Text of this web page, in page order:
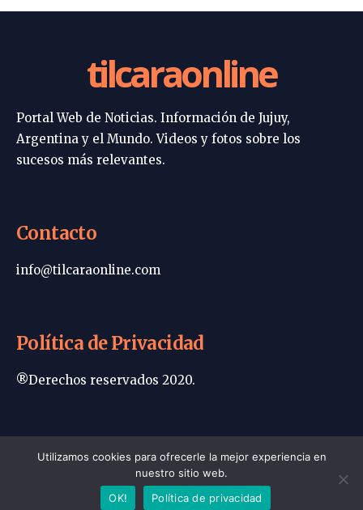
tilcaraonline
Portal Web de Noticias. Información de Jujuy,
Argentina y el Mundo. Videos y fotos sobre los
sucesos más relevantes.
Contacto
info@tilcaraonline.com
Política de Privacidad
®Derechos reservados 2020.
Portada | Tilcara Online
Política de privacidad
Contacto
Utilizamos cookies para ofrecerle la mejor experiencia en
nuestro sitio web.
OK!
Política de privacidad